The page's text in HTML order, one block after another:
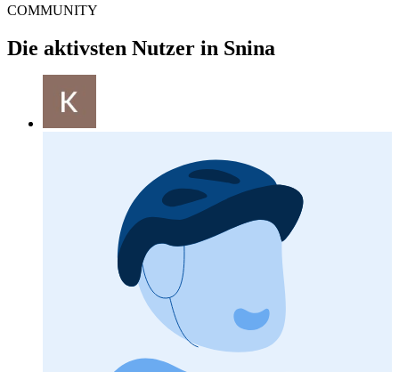
COMMUNITY
Die aktivsten Nutzer in Snina